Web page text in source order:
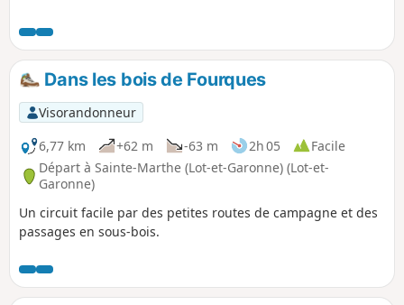
moulins. Le cheminement s'effectue en
suivant les balisages départementaux Jaune
ou Vert, à travers petites routes tranquilles
et chemins forestiers. À ne pas faire durant
la période de chasse à la palombe (début
octobre - 15 novembre).
Dans les bois de Fourques
Visorandonneur
6,77 km
+62 m -63 m 2h 05
Facile
Départ à Sainte-Marthe (Lot-et-Garonne) (Lot-et-
Garonne)
Un circuit facile par des petites routes de campagne et des
passages en sous-bois.